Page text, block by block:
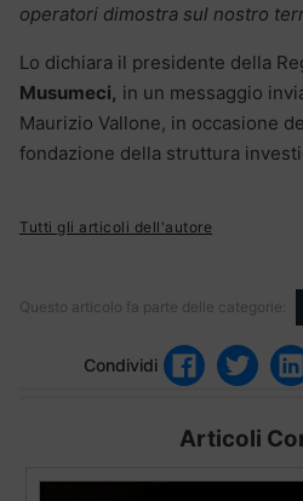
operatori dimostra sul nostro
Lo dichiara il presidente della
Musumeci, in un messaggio
Maurizio Vallone, in occasione
fondazione della struttura
Tutti gli articoli dell'autore
Questo articolo fa parte delle categorie:
Condividi
Articoli